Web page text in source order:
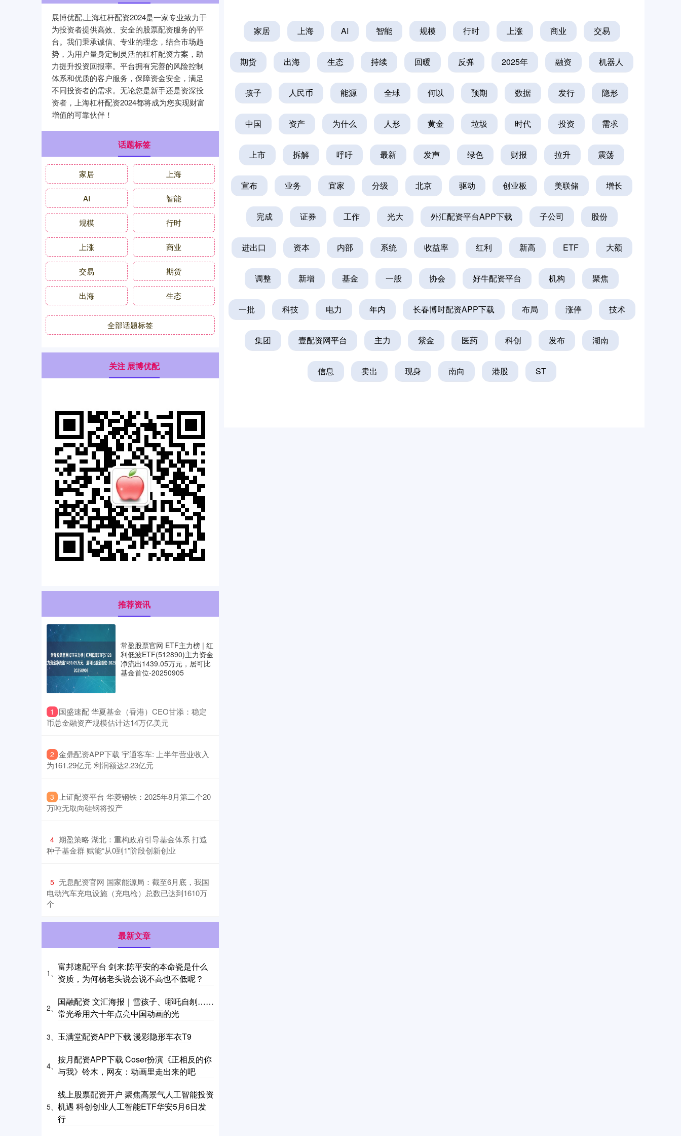
家居 上海 AI 智能 规模 行时 上涨 商业 交易
期货 出海 生态 持续 回暖 反弹 2025年 融资 机器人
孩子 人民币 能源 全球 何以 预期 数据 发行 隐形
中国 资产 为什么 人形 黄金 垃圾 时代 投资 需求
上市 拆解 呼吁 最新 发声 绿色 财报 拉升 震荡
宣布 业务 宜家 分级 北京 驱动 创业板 美联储 增长
完成 证券 工作 光大 外汇配资平台APP下载 子公司 股份
进出口 资本 内部 系统 收益率 红利 新高 ETF 大额
调整 新增 基金 一般 协会 好牛配资平台 机构 聚焦
一批 科技 电力 年内 长春博时配资APP下载 布局 涨停 技术
集团 壹配资网平台 主力 紫金 医药 科创 发布 湖南
信息 卖出 现身 南向 港股 ST
展博优配,上海杠杆配资2024是一家专业致力于
为投资者提供高效、安全的股票配资服务的平
台。我们秉承诚信、专业的理念，结合市场趋
势，为用户量身定制灵活的杠杆配资方案，助
力提升投资回报率。平台拥有完善的风险控制
体系和优质的客户服务，保障资金安全，满足
不同投资者的需求。无论您是新手还是资深投
资者，上海杠杆配资2024都将成为您实现财富
增值的可靠伙伴！
话题标签
家居 上海
AI 智能
规模 行时
上涨 商业
交易 期货
出海 生态
全部话题标签
关注 展博优配
推荐资讯
常盈股票官网 ETF主力榜 | 红
利低波ETF(512890)主力资金
净流出1439.05万元，居可比
基金首位-20250905
1
​国盛速配 华夏基金（香港）CEO甘添：稳定
币总金融资产规模估计达14万亿美元
2 ​金鼎配资APP下载 宇通客车: 上半年营业收入
为161.29亿元 利润额达2.23亿元
3
​上证配资平台 华菱钢铁：2025年8月第二个20
万吨无取向硅钢将投产
4 ​期盈策略 湖北：重构政府引导基金体系 打造
种子基金群 赋能“从0到1”阶段创新创业
5 ​无息配资官网 国家能源局：截至6月底，我国
电动汽车充电设施（充电枪）总数已达到1610万
个
最新文章
1、
富邦速配平台 剑来:陈平安的本命瓷是什么
资质，为何杨老头说会说不高也不低呢？
2、
国融配资 文汇海报｜雪孩子、哪吒自刎……
常光希用六十年点亮中国动画的光
3、 玉满堂配资APP下载 漫彩隐形车衣T9
4、
按月配资APP下载 Coser扮演《正相反的你
与我》铃木，网友：动画里走出来的吧
5、
线上股票配资开户 聚焦高景气人工智能投资
机遇 科创创业人工智能ETF华安5月6日发
行